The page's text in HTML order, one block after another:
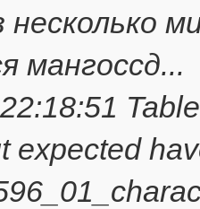
несколько
мангоссд...
expected